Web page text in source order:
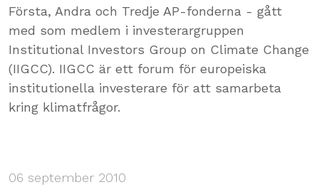
Första, Andra och Tredje AP-fonderna - gått
med som medlem i investerargruppen
Institutional Investors Group on Climate Change
(IIGCC). IIGCC är ett forum för europeiska
institutionella investerare för att samarbeta
kring klimatfrågor.
06 september 2010